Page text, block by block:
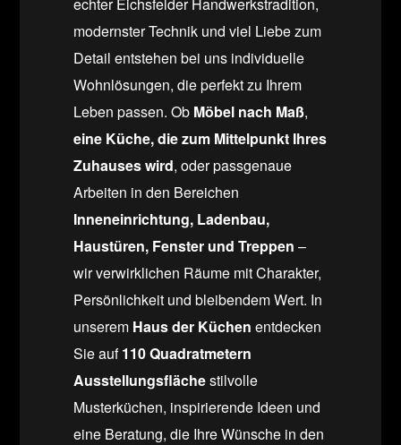
modernster Technik und viel Liebe zum
Detail entstehen bei uns individuelle
Wohnlösungen, die perfekt zu Ihrem
Leben passen. Ob Möbel nach Maß,
eine Küche, die zum Mittelpunkt Ihres
Zuhauses wird, oder passgenaue
Arbeiten in den Bereichen
Inneneinrichtung, Ladenbau,
Haustüren, Fenster und Treppen –
wir verwirklichen Räume mit Charakter,
Persönlichkeit und bleibendem Wert. In
unserem Haus der Küchen entdecken
Sie auf110 Quadratmetern
Ausstellungsflächestilvolle
Musterküchen, inspirierende Ideen und
eine Beratung, die Ihre Wünsche in den